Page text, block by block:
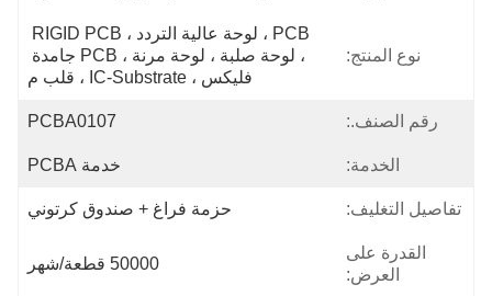
نوع المنتج:
PCB ، لوحة عالية التردد ، RIGID PCB
، لوحة صلبة ، لوحة مرنة ، PCB جامدة
فليكس ، IC-Substrate ، قلب م
رقم الصنف.: PCBA0107
الخدمة: خدمة PCBA
تفاصيل التغليف: حزمة فراغ + صندوق كرتوني
القدرة على
العرض:
50000 قطعة/شهر